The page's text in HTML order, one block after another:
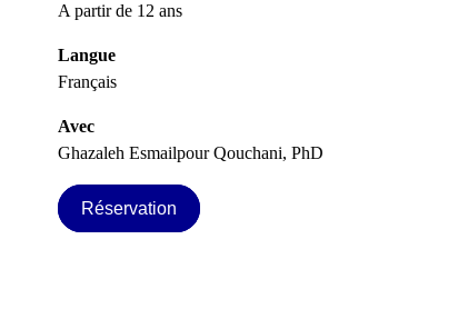
A partir de 12 ans
Langue
Français
Avec
Ghazaleh Esmailpour Qouchani, PhD
Réservation